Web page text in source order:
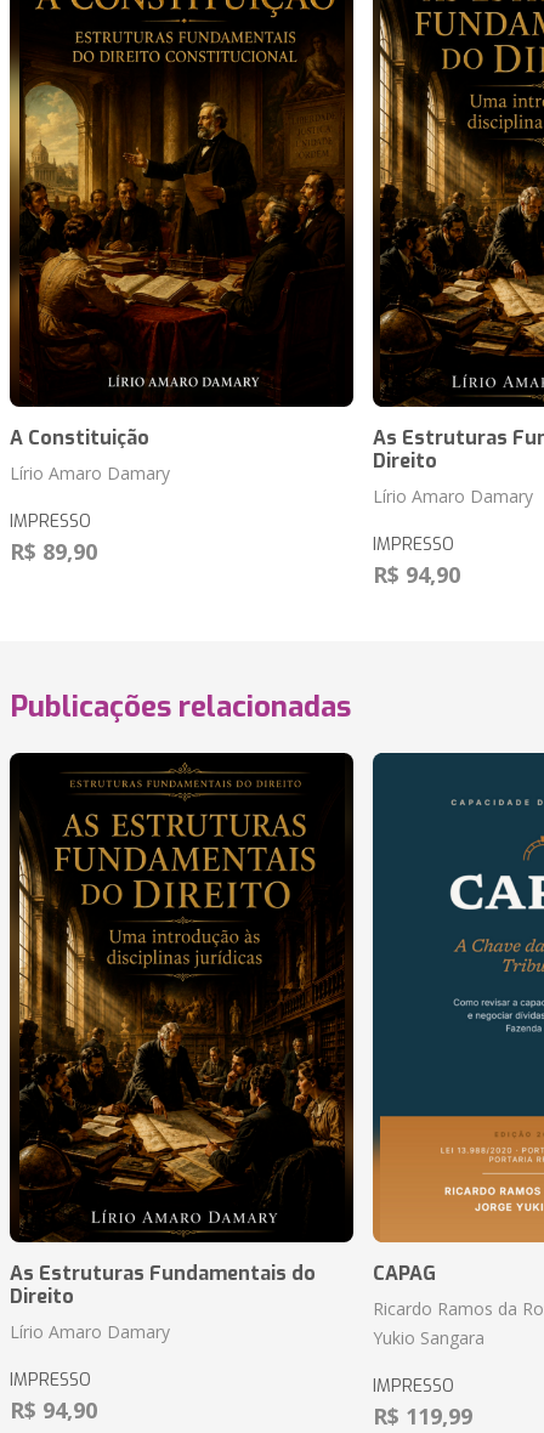
A Constituição
Lírio Amaro Damary
IMPRESSO
R$ 89,90
As Estruturas
Direito
Lírio Amaro Damary
IMPRESSO
R$ 94,90
Publicações relacionadas
As Estruturas Fundamentais do
Direito
Lírio Amaro Damary
IMPRESSO
R$ 94,90
CAPAG
Ricardo Ramos da
Yukio Sangara
IMPRESSO
R$ 119,99